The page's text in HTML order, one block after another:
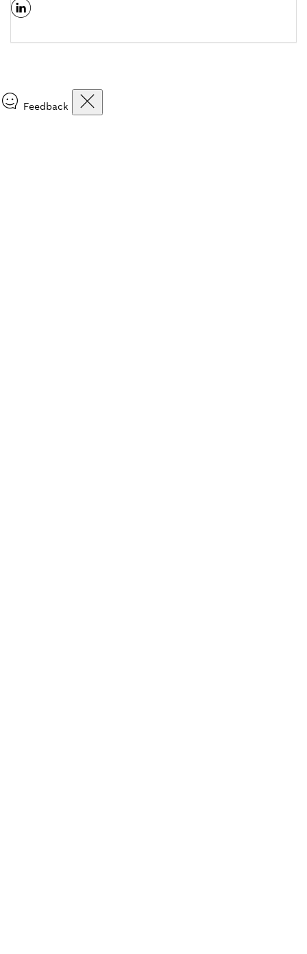
Feedback